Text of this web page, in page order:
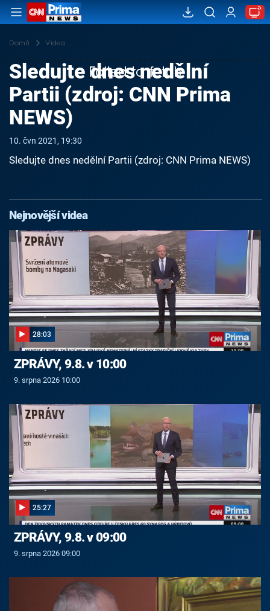
Domů Videa
Failed to fetch
Sledujte dnes nedělní
Partii (zdroj: CNN Prima
NEWS)
10. čvn 2021, 19:30
Sledujte dnes nedělní Partii (zdroj: CNN Prima NEWS)
Nejnovější videa
28:03
ZPRÁVY, 9.8. v 10:00
9. srpna 2026 10:00
25:27
ZPRÁVY, 9.8. v 09:00
9. srpna 2026 09:00